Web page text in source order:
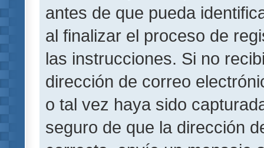
antes de que pueda
al finalizar el proceso de
las instrucciones. Si no
dirección de correo
o tal vez haya sido
seguro de que la dirección